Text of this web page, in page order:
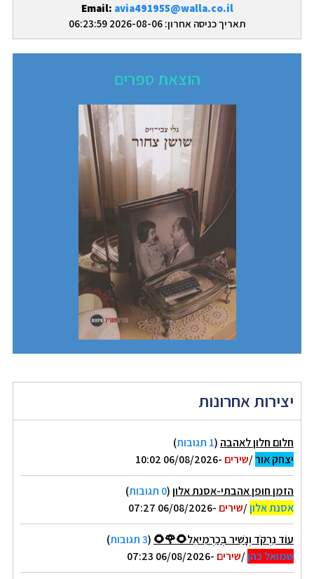
Email: avia491955@walla.co.il
תאריך כניסה אחרון: 2026-08-06 06:23:59
הוצאת ספרים
יצירות אחרונות
חלום חלון לאהבה (1 תגובות
)
יצחק אור/שירים -06/08/2026 10:02
הזמן חופן אהבתי-אסנת אלון(0 תגובות
)
אסנת אלון/שירים -06/08/2026 07:27
עוֹד נִרְקֹד וְנָשִׁיר בְּכַרְמִיאֵל🌻🌹🌻 (3 תגובות
)
שמואל כהן/שירים -06/08/2026 07:23